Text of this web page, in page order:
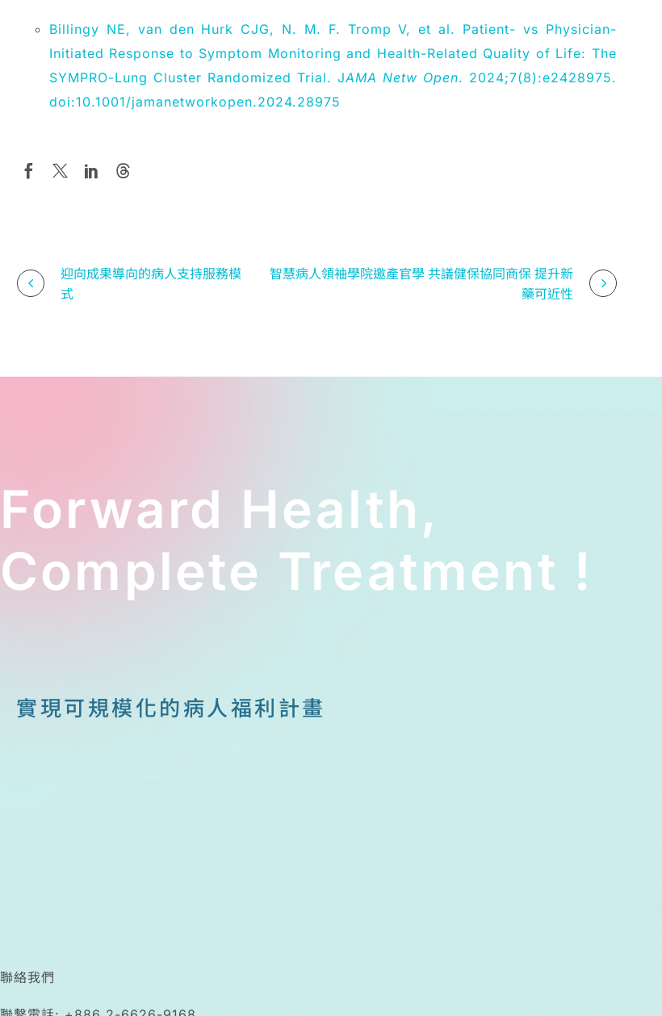
Billingy NE, van den Hurk CJG, N. M. F. Tromp V, et al. Patient- vs Physician-
Initiated Response to Symptom Monitoring and Health-Related Quality of Life: The
SYMPRO-Lung Cluster Randomized Trial. JAMA Netw Open. 2024;7(8):e2428975.
doi:10.1001/jamanetworkopen.2024.28975
迎向成果導向的病人支持服務模
式
智慧病人領袖學院邀產官學 共議健保協同商保 提升新
藥可近性
Forward Health,
Complete Treatment !
實現可規模化的病人福利計畫
聯絡我們